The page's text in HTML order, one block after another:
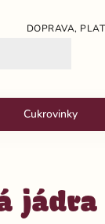
DOPRAVA,
Cukrovinky